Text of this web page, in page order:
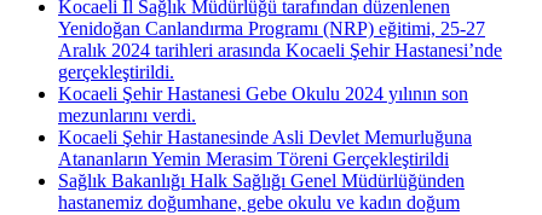
Kocaeli İl Sağlık Müdürlüğü tarafından düzenlenen
Yenidoğan Canlandırma Programı (NRP) eğitimi, 25-27
Aralık 2024 tarihleri arasında Kocaeli Şehir Hastanesi’nde
gerçekleştirildi.
Kocaeli Şehir Hastanesi Gebe Okulu 2024 yılının son
mezunlarını verdi.
Kocaeli Şehir Hastanesinde Asli Devlet Memurluğuna
Atananların Yemin Merasim Töreni Gerçekleştirildi
Sağlık Bakanlığı Halk Sağlığı Genel Müdürlüğünden
hastanemiz doğumhane, gebe okulu ve kadın doğum